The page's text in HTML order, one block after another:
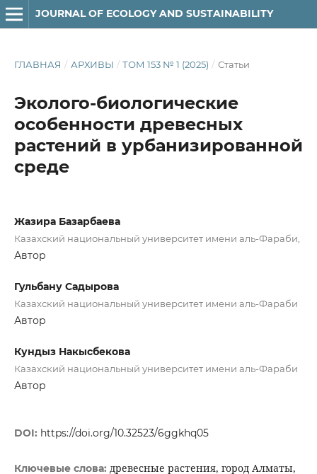
JOURNAL OF ECOLOGY AND SUSTAINABILITY
ГЛАВНАЯ / АРХИВЫ / ТОМ 153 № 1 (2025) / Статьи
Эколого-биологические
особенности древесных
растений в урбанизированной
среде
Жазира Базарбаева
Казахский национальный университет имени аль-Фараби,
Автор
Гульбану Садырова
Казахский национальный университет имени аль-Фараби
Автор
Кундыз Накысбекова
Казахский национальный университет имени аль-Фараби
Автор
DOI: https://doi.org/10.32523/6ggkhq05
Ключевые слова: древесные растения, город Алматы,